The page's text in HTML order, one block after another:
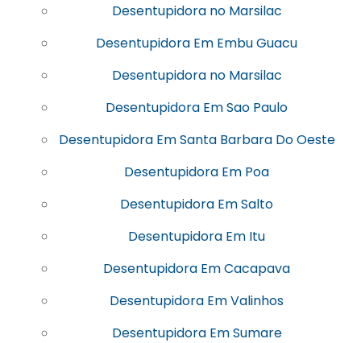
Desentupidora no Marsilac
Desentupidora Em Embu Guacu
Desentupidora no Marsilac
Desentupidora Em Sao Paulo
Desentupidora Em Santa Barbara Do Oeste
Desentupidora Em Poa
Desentupidora Em Salto
Desentupidora Em Itu
Desentupidora Em Cacapava
Desentupidora Em Valinhos
Desentupidora Em Sumare